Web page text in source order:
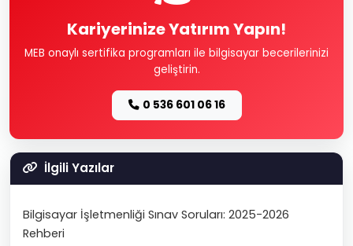
Kariyerinize Yatırım Yapın!
MEB onaylı sertifika programları ile bilgisayar becerilerinizi
geliştirin.
0 536 601 06 16
İlgili Yazılar
Bilgisayar İşletmenliği Sınav Soruları: 2025-2026
Rehberi